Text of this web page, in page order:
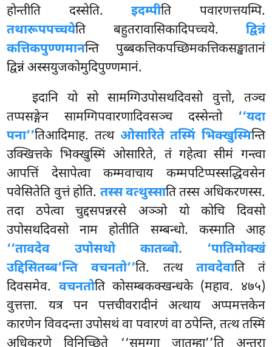
होन्तीति दस्सेति.इदम्पीति पवारणत्तयम्पि.
तथारूपपच्चयेति बहुतरावासिकादिपच्चये. द्विन्नं
कत्तिकपुण्णमानन्ति पुब्बकत्तिकपच्छिमकत्तिकसङ्खातानं
द्विन्नं अस्सयुजकोमुदिपुण्णमानं.
इदानि यो सो सामग्गिउपोसथदिवसो वुत्तो, तञ्च
तप्पसङ्गेन सामग्गिपवारणादिवसञ्च दस्सेन्तो ‘‘यदा
पना’’तिआदिमाह. तत्थ ओसारिते तस्मिं भिक्खुस्मिन्ति
उक्खित्तके भिक्खुस्मिं ओसारिते, तं गहेत्वा सीमं गन्त्वा
आपत्तिं देसापेत्वा कम्मवाचाय कम्मपटिप्पस्सद्धिवसेन
पवेसितेति वुत्तं होति. तस्स वत्थुस्साति तस्स अधिकरणस्स.
तदा ठपेत्वा चुद्दसपन्नरसे अञ्ञो यो कोचि दिवसो
उपोसथदिवसो नाम होतीति सम्बन्धो. कस्माति आह
‘‘तावदेव उपोसथो कातब्बो. ‘पातिमोक्खं
उद्दिसितब्ब’न्ति वचनतो’’ति. तत्थ तावदेवाति तं
दिवसमेव. वचनतोति कोसम्बकक्खन्धके (महाव. ४७५)
वुत्तत्ता. यत्र पन पत्तचीवरादीनं अत्थाय अप्पमत्तकेन
कारणेन विवदन्ता उपोसथं वा पवारणं वा ठपेन्ति, तत्थ तस्मिं